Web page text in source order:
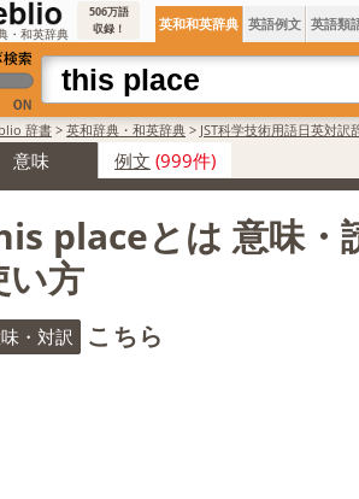
・和英辞典
506万語
収録！
英和和英辞典 英語例文 英語類
辞書 > 英和辞典・和英辞典 > JST科学技術用語日英対訳
意味 例文 (999件)
placeとは 意味・
い方
・対訳 こちら